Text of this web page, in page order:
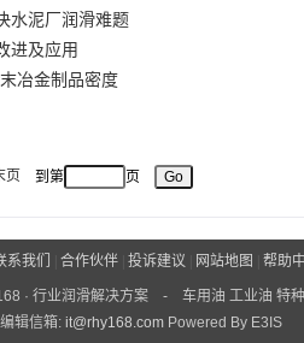
水泥厂润滑难题
进及应用
冶金制品密度
页 到第 页
系我们 合作伙伴 投诉建议 网站地图 帮助
· 行业润滑解决方案 - 车用油 工业油 特种
辑信箱: it@rhy168.com Powered By E3IS